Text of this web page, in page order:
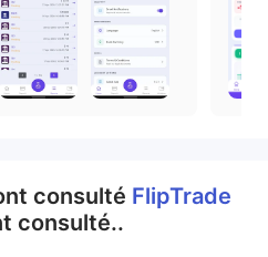
consulté FlipTrade
consulté..